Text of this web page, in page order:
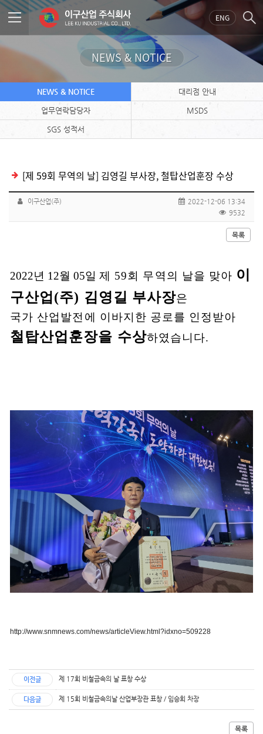
ENG
NEWS & NOTICE
NEWS & NOTICE 대리점 안내
업무연락담당자 MSDS
SGS 성적서
[제 59회 무역의 날] 김영길 부사장, 철탑산업훈장 수상
이구산업(주)
2022-12-06 13:34
9532
목록
2022년 12월 05일제 59회 무역의 날을 맞아 이
구산업 (주) 김영길 부사장은
국가 산업발전에 이바지한 공로를 인정받아
철탑산업훈장을 수상하였습니다.
http://www.snmnews.com/news/articleView.html?idxno=509228
이전글 제 17회 비철금속의 날 표창 수상
다음글 제 15회 비철금속의날 산업부장관 표창 / 임승희 차장
목록